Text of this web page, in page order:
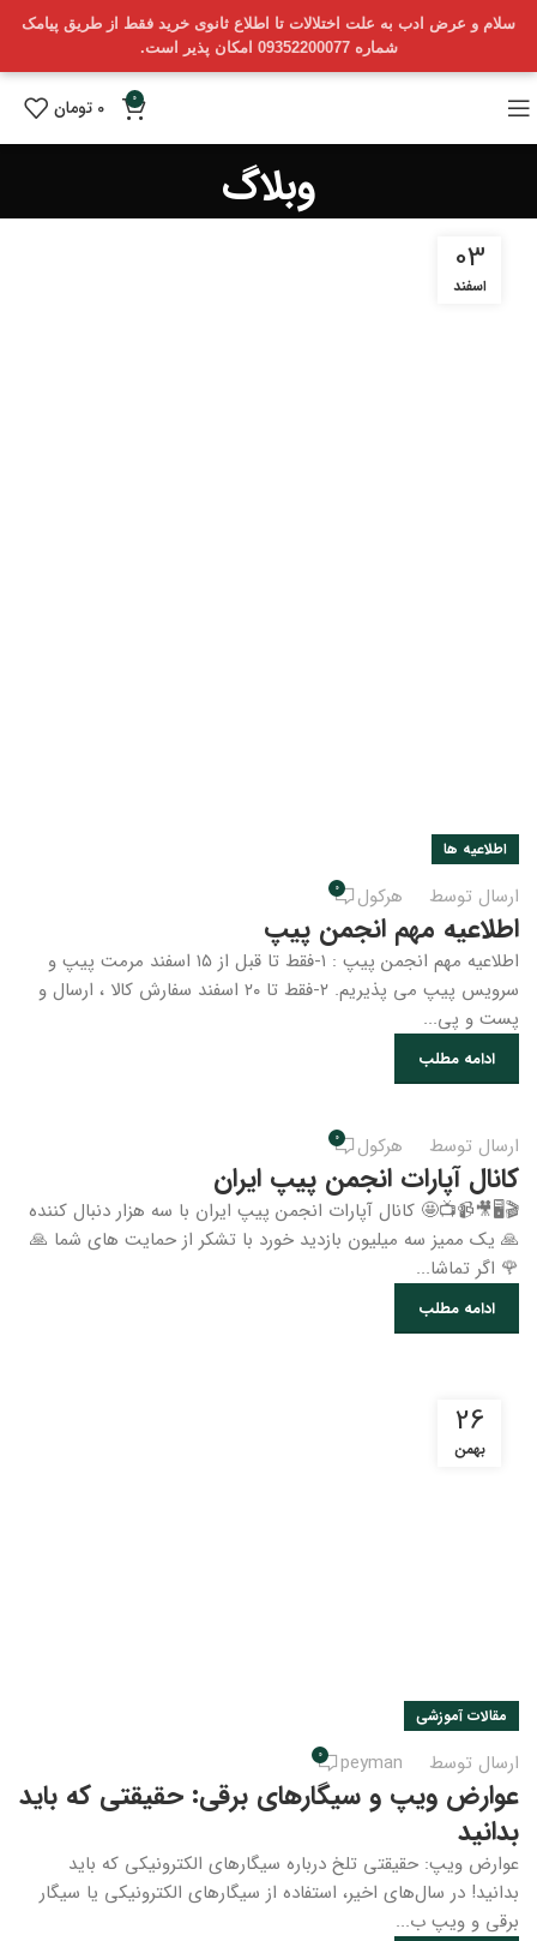
سلام و عرض ادب به علت اختلالات تا اطلاع ثانوی خرید فقط از طریق پیامک
شماره 09352200077 امکان پذیر است.
0
0 تومان
وبلاگ
03
اسفند
اطلاعیه ها
ارسال توسط هرکول 0
اطلاعیه مهم انجمن پیپ
اطلاعیه مهم انجمن پیپ : ۱-فقط تا قبل از ۱۵ اسفند مرمت پیپ و
سرویس پیپ می پذیریم. ۲-فقط تا ۲۰ اسفند سفارش کالا ، ارسال و
پست و پی...
ادامه مطلب
ارسال توسط هرکول 0
کانال آپارات انجمن پیپ ایران
🎬🖥🎥📹📺🤩 کانال آپارات انجمن پیپ ایران با سه هزار دنبال کننده
🙏 یک ممیز سه میلیون بازدید خورد با تشکر از حمایت های شما 🙏
🌹 اگر تماشا...
ادامه مطلب
26
بهمن
مقالات آموزشی
ارسال توسط peyman
0
عوارض ویپ و سیگارهای برقی: حقیقتی که باید
بدانید
عوارض ویپ: حقیقتی تلخ درباره سیگارهای الکترونیکی که باید
بدانید! در سال‌های اخیر، استفاده از سیگارهای الکترونیکی یا سیگار
برقی و ویپ ب...